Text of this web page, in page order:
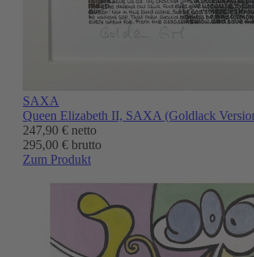
SAXA
Queen Elizabeth II, SAXA (Goldlack
247,90 € netto
295,00 € brutto
Zum Produkt